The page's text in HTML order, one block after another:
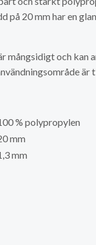
på 20 mm har en
mångsidigt och kan
% polypropylen
mm
mm